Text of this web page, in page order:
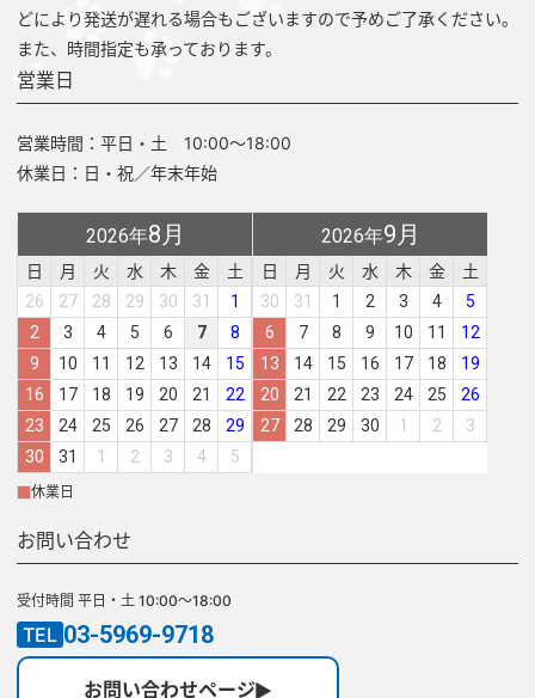
どにより発送が遅れる場合もございますので予めご了承ください。
また、時間指定も承っております。
営業日
営業時間：平日・土 10:00～18:00
休業日：日・祝／年末年始
2026年8月
日 月 火 水 木 金 土
26 27 28 29 30 31
1
2
3 4 5 6 7
8
9
10 11 12 13 14
15
16
17 18 19 20 21
22
23
24 25 26 27 28
29
30
31 1 2 3 4 5
2026年9月
日 月 火 水 木 金 土
30 31 1 2 3 4
5
6
7 8 9 10 11
12
13
14 15 16 17 18
19
20
21 22 23 24 25
26
27
28 29 30 1 2 3
休業日
お問い合わせ
受付時間 平日・土 10:00～18:00
TEL 03-5969-9718
お問い合わせページ